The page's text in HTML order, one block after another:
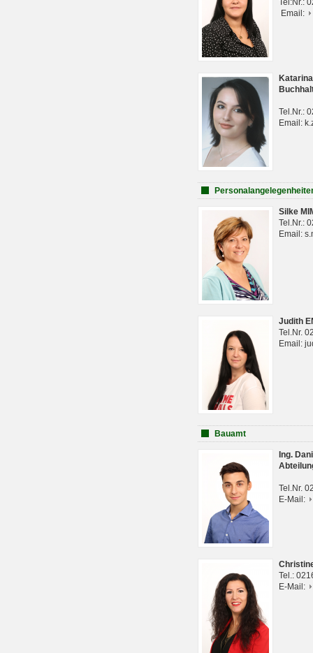
Tel:Nr.:
Email:
Tel.Nr.:
Email:
Silke
Tel.Nr.:
Email:
Judith
Tel.Nr.
Email:
Bauamt
Ing.
Tel.Nr.
E-Mail:
Tel.:
E-Mail: